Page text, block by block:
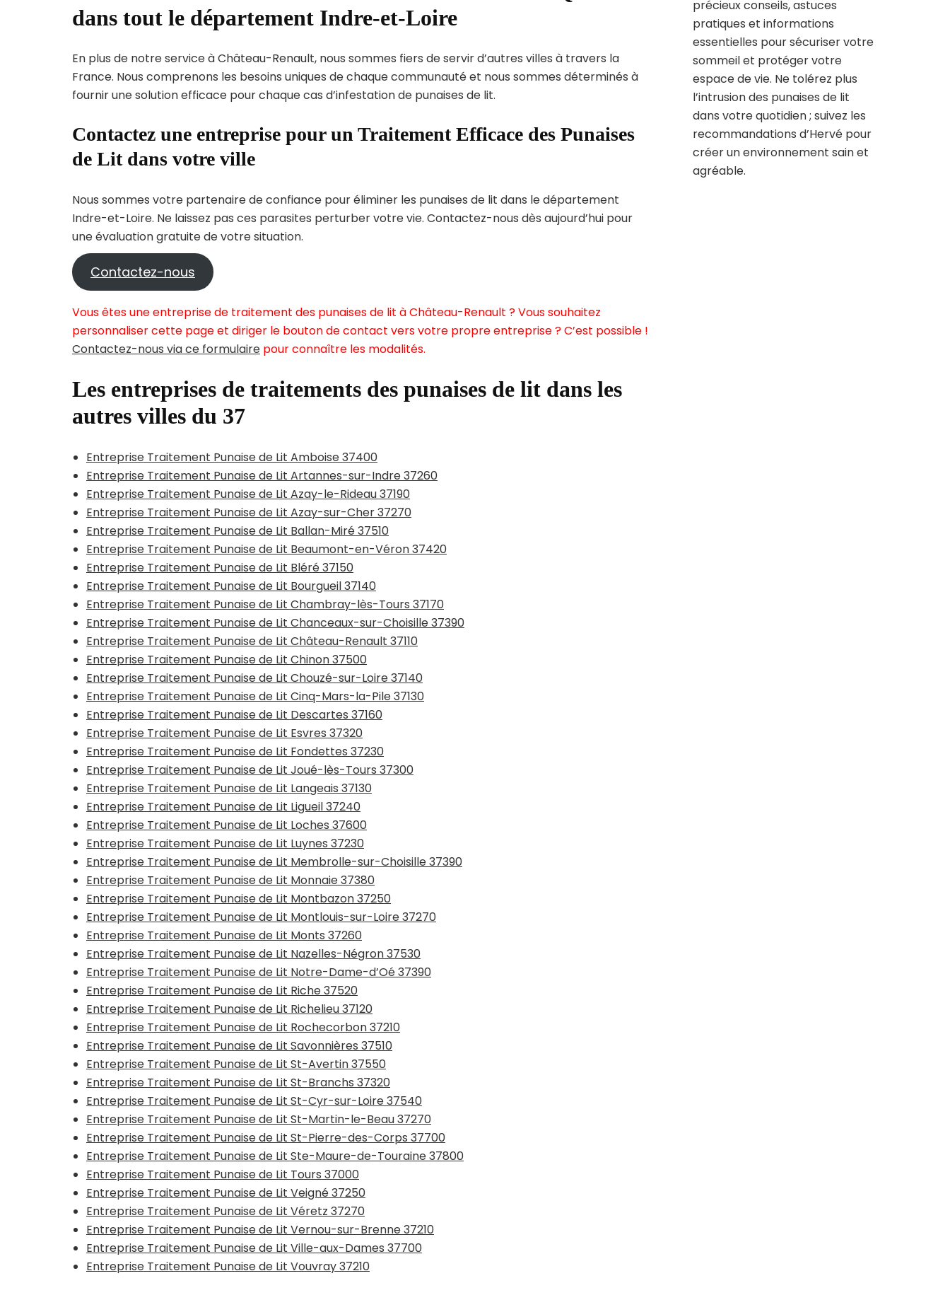
dans tout le département Indre-et-Loire
En plus de notre service à Château-Renault, nous sommes fiers de servir d’autres villes à travers la
France. Nous comprenons les besoins uniques de chaque communauté et nous sommes déterminés à
fournir une solution efficace pour chaque cas d’infestation de punaises de lit.
Contactez une entreprise pour un Traitement Efficace des Punaises
de Lit dans votre ville
Nous sommes votre partenaire de confiance pour éliminer les punaises de lit dans le département
Indre-et-Loire. Ne laissez pas ces parasites perturber votre vie. Contactez-nous dès aujourd’hui pour
une évaluation gratuite de votre situation.
Contactez-nous
Vous êtes une entreprise de traitement des punaises de lit à Château-Renault ? Vous souhaitez
personnaliser cette page et diriger le bouton de contact vers votre propre entreprise ? C’est possible !
Contactez-nous via ce formulaire pour connaître les modalités.
Les entreprises de traitements des punaises de lit dans les
autres villes du 37
Entreprise Traitement Punaise de Lit Amboise 37400
Entreprise Traitement Punaise de Lit Artannes-sur-Indre 37260
Entreprise Traitement Punaise de Lit Azay-le-Rideau 37190
Entreprise Traitement Punaise de Lit Azay-sur-Cher 37270
Entreprise Traitement Punaise de Lit Ballan-Miré 37510
Entreprise Traitement Punaise de Lit Beaumont-en-Véron 37420
Entreprise Traitement Punaise de Lit Bléré 37150
Entreprise Traitement Punaise de Lit Bourgueil 37140
Entreprise Traitement Punaise de Lit Chambray-lès-Tours 37170
Entreprise Traitement Punaise de Lit Chanceaux-sur-Choisille 37390
Entreprise Traitement Punaise de Lit Château-Renault 37110
Entreprise Traitement Punaise de Lit Chinon 37500
Entreprise Traitement Punaise de Lit Chouzé-sur-Loire 37140
Entreprise Traitement Punaise de Lit Cinq-Mars-la-Pile 37130
Entreprise Traitement Punaise de Lit Descartes 37160
Entreprise Traitement Punaise de Lit Esvres 37320
Entreprise Traitement Punaise de Lit Fondettes 37230
Entreprise Traitement Punaise de Lit Joué-lès-Tours 37300
Entreprise Traitement Punaise de Lit Langeais 37130
Entreprise Traitement Punaise de Lit Ligueil 37240
Entreprise Traitement Punaise de Lit Loches 37600
Entreprise Traitement Punaise de Lit Luynes 37230
Entreprise Traitement Punaise de Lit Membrolle-sur-Choisille 37390
Entreprise Traitement Punaise de Lit Monnaie 37380
Entreprise Traitement Punaise de Lit Montbazon 37250
Entreprise Traitement Punaise de Lit Montlouis-sur-Loire 37270
Entreprise Traitement Punaise de Lit Monts 37260
Entreprise Traitement Punaise de Lit Nazelles-Négron 37530
Entreprise Traitement Punaise de Lit Notre-Dame-d’Oé 37390
Entreprise Traitement Punaise de Lit Riche 37520
Entreprise Traitement Punaise de Lit Richelieu 37120
Entreprise Traitement Punaise de Lit Rochecorbon 37210
Entreprise Traitement Punaise de Lit Savonnières 37510
Entreprise Traitement Punaise de Lit St-Avertin 37550
Entreprise Traitement Punaise de Lit St-Branchs 37320
Entreprise Traitement Punaise de Lit St-Cyr-sur-Loire 37540
Entreprise Traitement Punaise de Lit St-Martin-le-Beau 37270
Entreprise Traitement Punaise de Lit St-Pierre-des-Corps 37700
Entreprise Traitement Punaise de Lit Ste-Maure-de-Touraine 37800
Entreprise Traitement Punaise de Lit Tours 37000
Entreprise Traitement Punaise de Lit Veigné 37250
Entreprise Traitement Punaise de Lit Véretz 37270
Entreprise Traitement Punaise de Lit Vernou-sur-Brenne 37210
Entreprise Traitement Punaise de Lit Ville-aux-Dames 37700
Entreprise Traitement Punaise de Lit Vouvray 37210
précieux conseils, astuces
pratiques et informations
essentielles pour sécuriser votre
sommeil et protéger votre
espace de vie. Ne tolérez plus
l’intrusion des punaises de lit
dans votre quotidien ; suivez les
recommandations d’Hervé pour
créer un environnement sain et
agréable.